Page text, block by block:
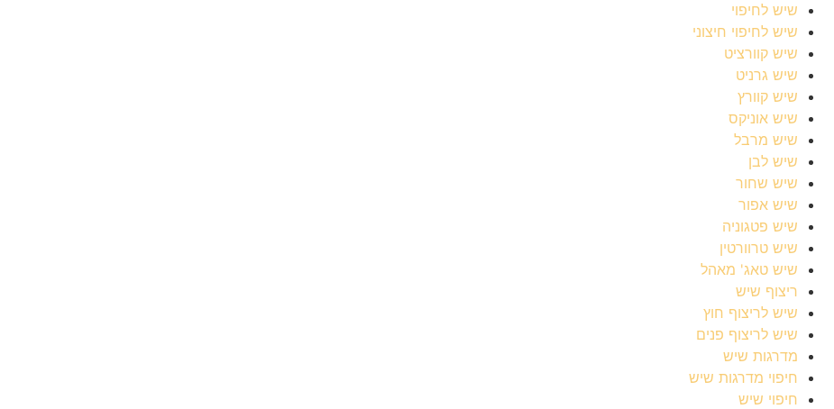
שיש לחיפוי
שיש לחיפוי חיצוני
שיש קוורציט
שיש גרניט
שיש קוורץ
שיש אוניקס
שיש מרבל
שיש לבן
שיש שחור
שיש אפור
שיש פטגוניה
שיש טרוורטין
שיש טאג' מאהל
ריצוף שיש
שיש לריצוף חוץ
שיש לריצוף פנים
מדרגות שיש
חיפוי מדרגות שיש
חיפוי שיש